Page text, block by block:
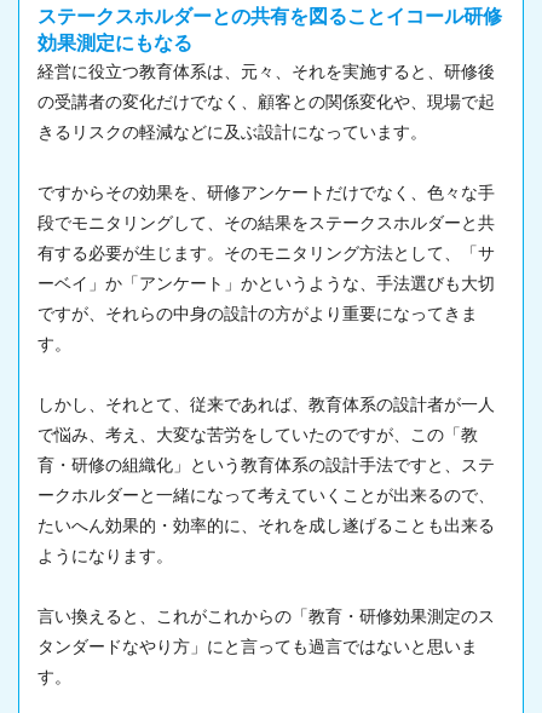
ステークスホルダーとの共有を図ることイコール研修
効果測定にもなる
経営に役立つ教育体系は、元々、それを実施すると、研修後
の受講者の変化だけでなく、顧客との関係変化や、現場で起
きるリスクの軽減などに及ぶ設計になっています。
ですからその効果を、研修アンケートだけでなく、色々な手
段でモニタリングして、その結果をステークスホルダーと共
有する必要が生じます。そのモニタリング方法として、「サ
ーベイ」か「アンケート」かというような、手法選びも大切
ですが、それらの中身の設計の方がより重要になってきま
す。
しかし、それとて、従来であれば、教育体系の設計者が一人
で悩み、考え、大変な苦労をしていたのですが、この「教
育・研修の組織化」という教育体系の設計手法ですと、ステ
ークホルダーと一緒になって考えていくことが出来るので、
たいへん効果的・効率的に、それを成し遂げることも出来る
ようになります。
言い換えると、これがこれからの「教育・研修効果測定のス
タンダードなやり方」にと言っても過言ではないと思いま
す。